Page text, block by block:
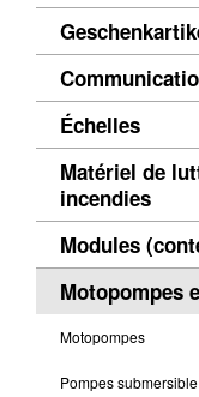
Échelles
Matériel de
incendies
Modules
Motopompes
Motopompes
Pompes submersible